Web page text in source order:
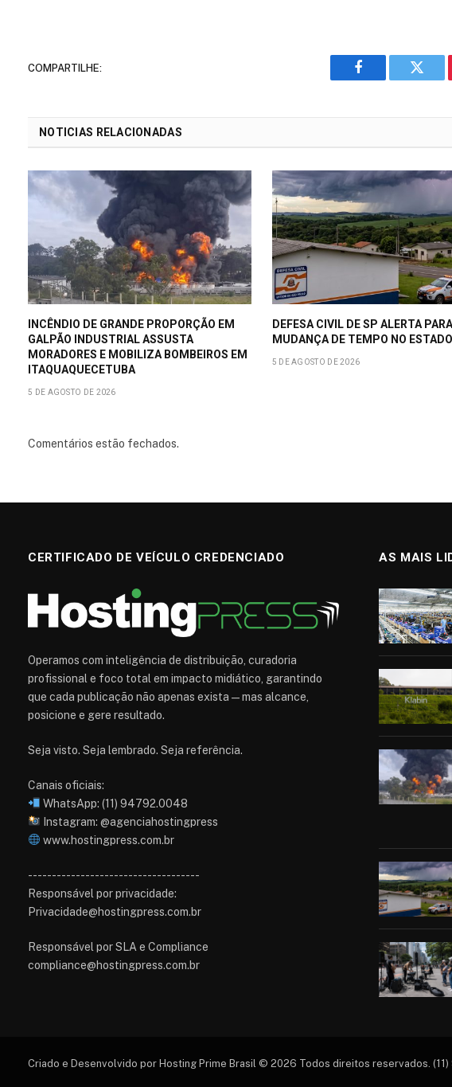
COMPARTILHE:
o
NOTICIAS RELACIONADAS
INCÊNDIO DE GRANDE PROPORÇÃO EM
GALPÃO INDUSTRIAL ASSUSTA
MORADORES E MOBILIZA BOMBEIROS EM
ITAQUAQUECETUBA
5 DE AGOSTO DE 2026
DEFESA CIVIL DE SP ALERTA PARA
MUDANÇA DE TEMPO NO ESTADO
5 DE AGOSTO DE 2026
Comentários estão fechados.
CERTIFICADO DE VEÍCULO CREDENCIADO
Operamos com inteligência de distribuição, curadoria
profissional e foco total em impacto midiático, garantindo
que cada publicação não apenas exista — mas alcance,
posicione e gere resultado.
Seja visto. Seja lembrado. Seja referência.
Canais oficiais:
WhatsApp: (11) 94792.0048
Instagram: @agenciahostingpress
www.hostingpress.com.br⁠
------------------------------------
Responsável por privacidade:
Privacidade@hostingpress.com.br
Responsável por SLA e Compliance
compliance@hostingpress.com.br
AS MAIS
Criado e Desenvolvido por Hosting Prime Brasil © 2026 Todos direitos reservados.